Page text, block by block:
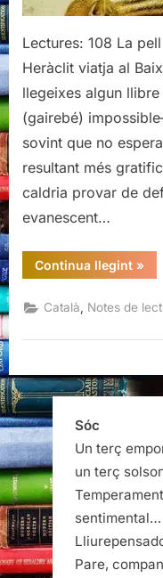
Lectures: 108 La
Heràclit viatja al
llegeixes algun
(gairebé)
sovint que no
resultant més
caldria provar de
evanescent…
Continua llegint“La
pell
la
»
Català Notes de
Sóc
Un terç
un terç
sentimental…
Pare,